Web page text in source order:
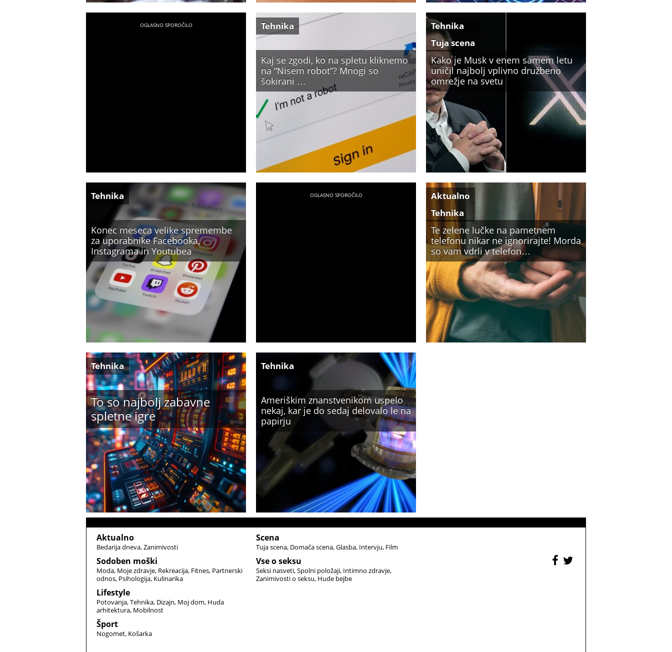
Kaj se zgodi, ko na spletu kliknemo
na “Nisem robot”? Mnogi so
šokirani …
Tehnika
Kako je Musk v enem samem letu
uničil najbolj vplivno družbeno
omrežje na svetu
Tehnika
Tuja scena
Konec meseca velike spremembe
za uporabnike Facebooka,
Instagrama in Youtubea
Tehnika
Te zelene lučke na pametnem
telefonu nikar ne ignorirajte! Morda
so vam vdrli v telefon…
Aktualno
Tehnika
To so najbolj zabavne
spletne igre
Tehnika
Ameriškim znanstvenikom uspelo
nekaj, kar je do sedaj delovalo le na
papirju
Tehnika
Aktualno
Bedarija dneva Zanimivosti
Sodoben moški
Moda Moje zdravje Rekreacija Fitnes Partnerski
odnos Psihologija Kulinarika
Lifestyle
Potovanja Tehnika Dizajn Moj dom Huda
arhitektura Mobilnost
Šport
Nogomet Košarka
Scena
Tuja scena Domača scena Glasba Intervju Film
Vse o seksu
Seksi nasveti Spolni položaji Intimno zdravje
Zanimivosti o seksu Hude bejbe